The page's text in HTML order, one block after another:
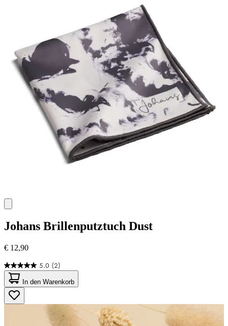
Johans Brillenputztuch Dust
€ 12,90
5.0 (2)
5.0
von
5
Sternen.
2
Bewertungen
In den Warenkorb